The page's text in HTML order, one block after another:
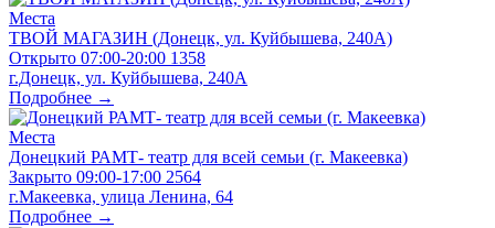
Места
ТВОЙ МАГАЗИН (Донецк, ул. Куйбышева, 240А)
Открыто 07:00-20:00 1358
г.Донецк, ул. Куйбышева, 240А
Подробнее →
Места
Донецкий РАМТ- театр для всей семьи (г. Макеевка)
Закрыто 09:00-17:00 2564
г.Макеевка, улица Ленина, 64
Подробнее →